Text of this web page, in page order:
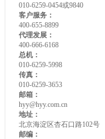
010-6259-0454或9840
客户服务：
400-655-8899
代理发展：
400-666-6168
总机：
010-6259-5998
传真：
010-6259-3653
邮箱：
hyy@hyy.com.cn
地址：
北京海淀区杏石口路102号
邮编：